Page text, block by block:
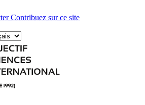
Contribuez sur ce site